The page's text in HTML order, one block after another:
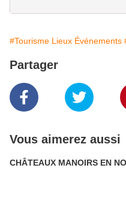
#Tourisme Lieux Événements
Partager
Vous aimerez aussi
CHÂTEAUX MANOIRS EN